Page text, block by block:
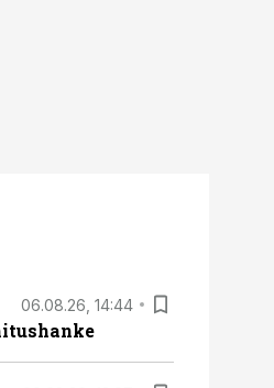
06.08.26, 14:44